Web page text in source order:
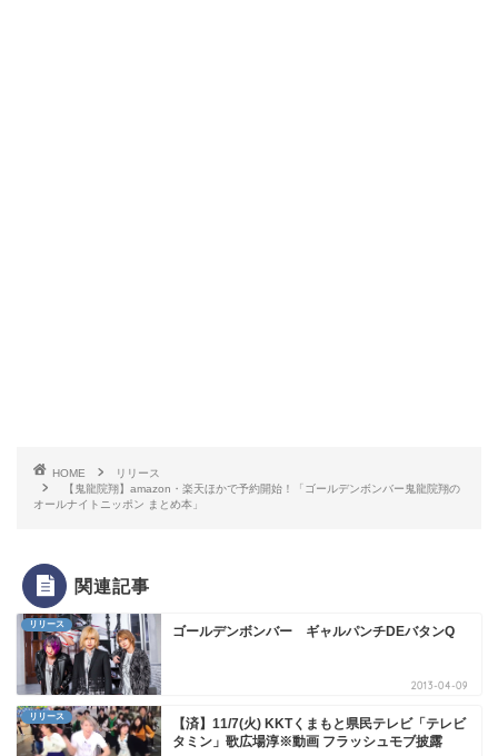
HOME
リリース
【鬼龍院翔】amazon・楽天ほかで予約開始！「ゴールデンボンバー鬼龍院翔の
オールナイトニッポン まとめ本」
関連記事
リリース ゴールデンボンバー ギャルパンチDEバタンQ
2013-04-09
リリース
【済】11/7(火) KKTくまもと県民テレビ「テレビ
タミン」歌広場淳※動画 フラッシュモブ披露